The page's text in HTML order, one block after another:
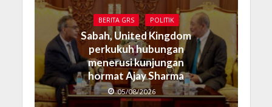
BERITA GRS POLITIK
Sabah, United Kingdom
perkukuh hubungan
menerusi kunjungan
hormat Ajay Sharma
05/08/2026